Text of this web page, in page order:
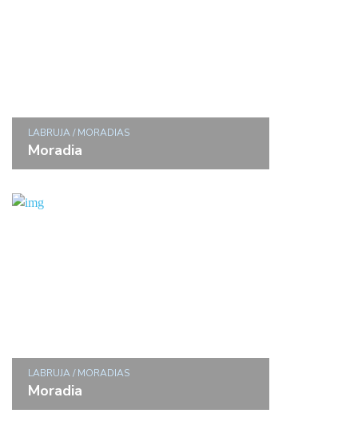
LABRUJA / MORADIAS
Moradia
LABRUJA / MORADIAS
Moradia